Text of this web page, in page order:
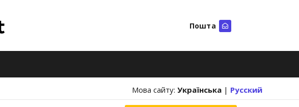
Пошта
Мова сайту: Українська | Русский